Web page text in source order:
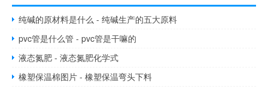
纯碱的原材料是什么 - 纯碱生产的五大原料
pvc管是什么管 - pvc管是干嘛的
液态氮肥 - 液态氮肥化学式
橡塑保温棉图片 - 橡塑保温弯头下料